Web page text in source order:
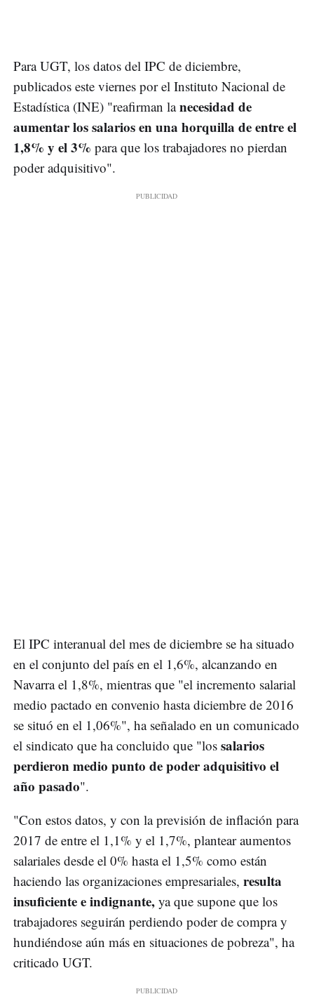
Para UGT, los datos del IPC de diciembre,
publicados este viernes por el Instituto Nacional de
Estadística (INE) "reafirman lanecesidad de
aumentar los salarios en una horquilla de entre el
1,8% y el 3% para que los trabajadores no pierdan
poder adquisitivo".
El IPC interanual del mes de diciembre se ha situado
en el conjunto del país en el 1,6%, alcanzando en
Navarra el 1,8%, mientras que "el incremento salarial
medio pactado en convenio hasta diciembre de 2016
se situó en el 1,06%", ha señalado en un comunicado
el sindicato que ha concluido que "los salarios
perdieron medio punto de poder adquisitivo el
año pasado".
"Con estos datos, y con la previsión de inflación para
2017 de entre el 1,1% y el 1,7%, plantear aumentos
salariales desde el 0% hasta el 1,5% como están
haciendo las organizaciones empresariales, resulta
insuficiente e indignante, ya que supone que los
trabajadores seguirán perdiendo poder de compra y
hundiéndose aún más en situaciones de pobreza", ha
criticado UGT.